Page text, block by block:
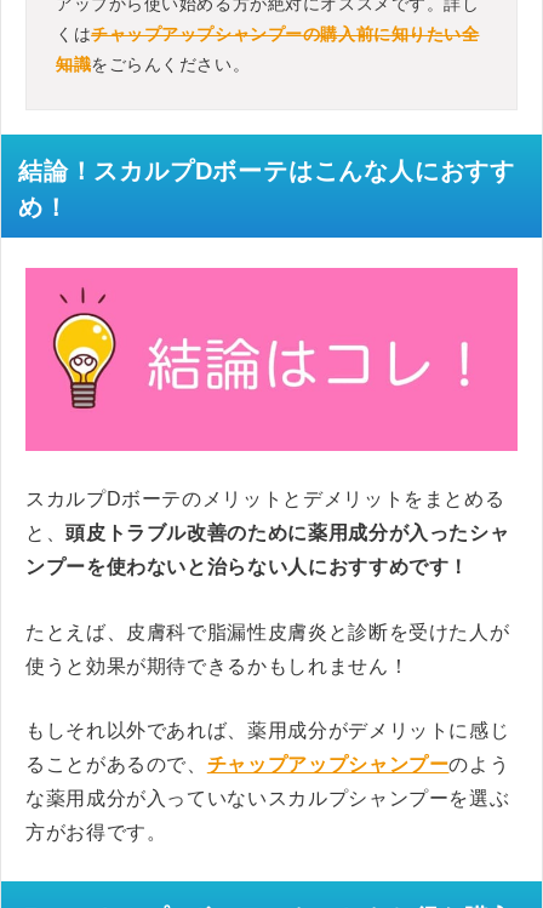
くはチャップアップシャンプーの購入前に知りたい全
知識をごらんください。
結論！スカルプDボーテはこんな人におすす
め！
スカルプDボーテのメリットとデメリットをまとめる
と、頭皮トラブル改善のために薬用成分が入ったシャ
ンプーを使わないと治らない人におすすめです！
たとえば、皮膚科で脂漏性皮膚炎と診断を受けた人が
使うと効果が期待できるかもしれません！
もしそれ以外であれば、薬用成分がデメリットに感じ
ることがあるので、 チャップアップシャンプーのよう
な薬用成分が入っていないスカルプシャンプーを選ぶ
方がお得です。